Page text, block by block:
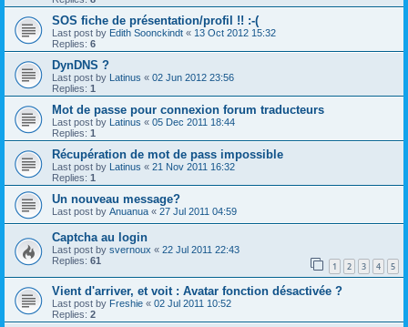
SOS fiche de présentation/profil !! :-(
Last post by Edith Soonckindt « 13 Oct 2012 15:32
Replies: 6
DynDNS ?
Last post by Latinus « 02 Jun 2012 23:56
Replies: 1
Mot de passe pour connexion forum traducteurs
Last post by Latinus « 05 Dec 2011 18:44
Replies: 1
Récupération de mot de pass impossible
Last post by Latinus « 21 Nov 2011 16:32
Replies: 1
Un nouveau message?
Last post by Anuanua « 27 Jul 2011 04:59
Captcha au login
Last post by svernoux « 22 Jul 2011 22:43
Replies: 61 1 2 3 4 5
Vient d'arriver, et voit : Avatar fonction désactivée ?
Last post by Freshie « 02 Jul 2011 10:52
Replies: 2